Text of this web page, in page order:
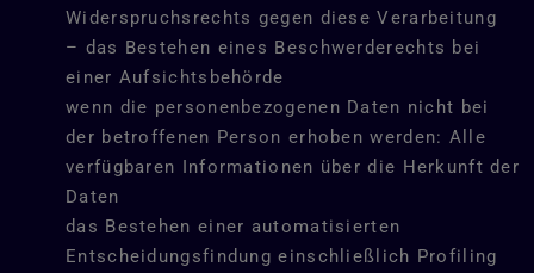
Widerspruchsrechts gegen diese Verarbeitung
– das Bestehen eines Beschwerderechts bei
einer Aufsichtsbehörde
wenn die personenbezogenen Daten nicht bei
der betroffenen Person erhoben werden: Alle
verfügbaren Informationen über die Herkunft der
Daten
das Bestehen einer automatisierten
Entscheidungsfindung einschließlich Profiling